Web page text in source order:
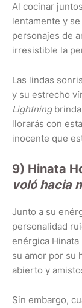
Al cocinar
lentamente y
personajes de
irresistible la
Las lindas
y su estrecho
Lightning
llorarás con
inocente que
9) Hinata
voló hacia
Junto a su
personalidad
enérgica
su amor por su
abierto y
Sin embargo,